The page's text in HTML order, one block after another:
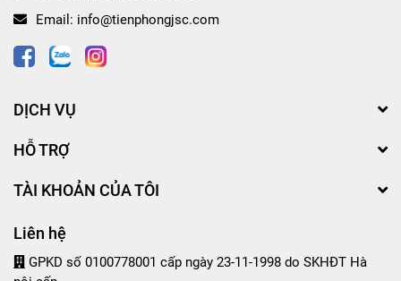
Email: info@tienphongjsc.com
DỊCH VỤ
HỖ TRỢ
TÀI KHOẢN CỦA TÔI
Liên hệ
GPKD số 0100778001 cấp ngày 23-11-1998 do SKHĐT Hà